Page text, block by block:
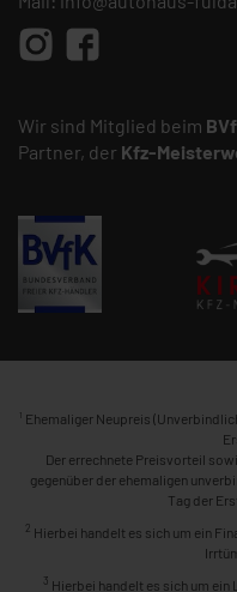
Wir sind Mitglied beim
Partner, der Kfz-
1 Ehemaliger Neupreis
Der errechnete Preisvorteil
gegenüber der ehemaligen
Tag der
2 Hierbei handelt es sich um ein
3 Hierbei handelt es sich um